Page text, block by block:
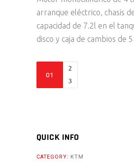
arranque eléctrico, chasis
capacidad de 7.2l en el
disco y caja de cambios de
quantity
QUICK INFO
CATEGORY: KTM